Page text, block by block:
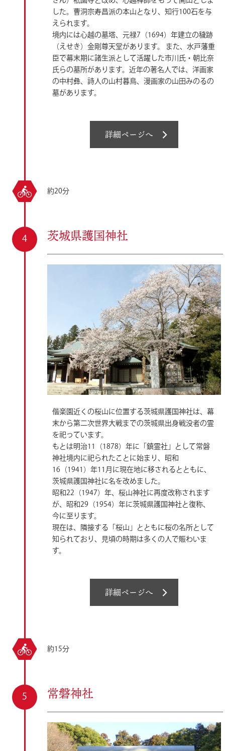
した。曹洞宗寿昌派の本山となり、知行100石を与
えられます。
境内には心越の墓塔、元禄7（1694）年建立の穢跡
（えせき）金剛尊天堂があります。 また、水戸藩重
臣で幕末期に諸生派として活躍した市川氏・朝比奈
氏らの墓所があります。近年の著名人では、洋画家
の中村彝、詩人の山村暮鳥、漫画家の山田みのるの
墓があります。
詳細ページへ
約20分
茨城県護国神社
偕楽園近くの桜山に位置する茨城県護国神社は、幕
末から第二次世界大戦までの茨城県出身戦没者の霊
を祀っています。
もとは明治11（1878）年に「鎮霊社」として常磐
神社境内に祀られたことに始まり、昭和
16（1941）年11月に現在地に移されるとともに、
茨城県護国神社に名を改めました。
昭和22（1947）年、桜山神社に再度改称されます
が、昭和29（1954）年に茨城県護国神社と復称、
今に至ります。
現在は、隣接する「桜山」とともに桜の名所として
知られており、見頃の時期は多くの人で賑わいま
す。
詳細ページへ
約15分
常磐神社